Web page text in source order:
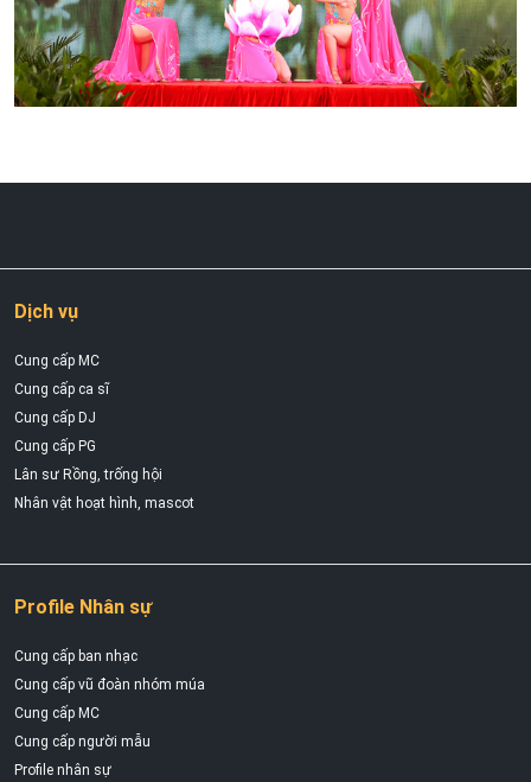
Dịch vụ
Cung cấp MC
Cung cấp ca sĩ
Cung cấp DJ
Cung cấp PG
Lân sư Rồng, trống hội
Nhân vật hoạt hình, mascot
Profile Nhân sự
Cung cấp ban nhạc
Cung cấp vũ đoàn nhóm múa
Cung cấp MC
Cung cấp người mẫu
Profile nhân sự